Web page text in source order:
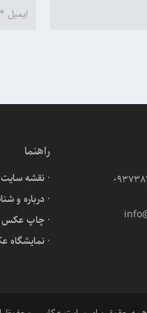
راهنما
نقشه سایت
درباره و
چاپ عکس
نمایشگاه